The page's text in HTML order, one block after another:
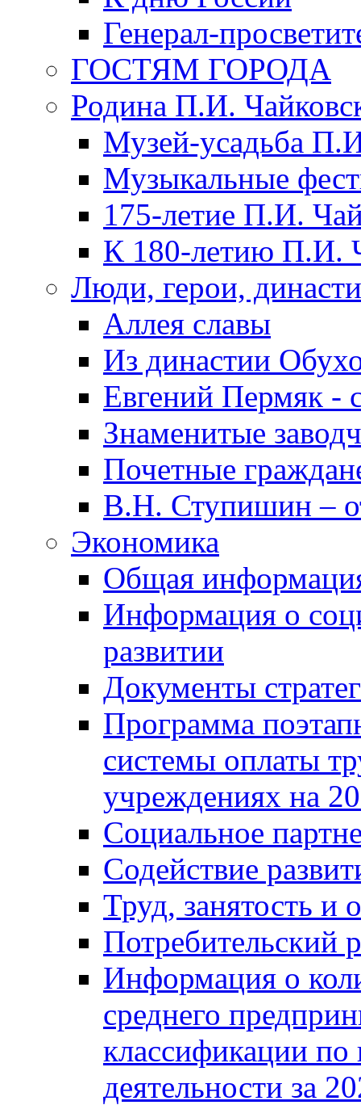
Генерал-
ГОСТЯМ ГОРОДА
Родина П.И.
Музей-усадьба
Музыкальные
175-летие П.И.
К 180-летию П.И.
Люди, герои,
Аллея славы
Из династии
Евгений Пермяк -
Знаменитые
Почетные
В.Н. Ступишин –
Экономика
Общая
Информация о
развитии
Документы
Программа
системы оплаты
учреждениях на
Социальное
Содействие
Труд, занятость и
Потребительский
Информация о
среднего
классификации
деятельности за